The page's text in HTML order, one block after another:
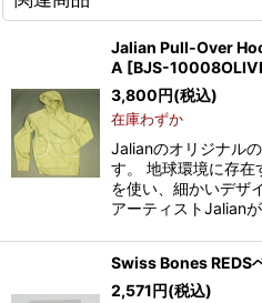
Jalian Pull-Over
A [BJS-
3,800円(税込)
在庫わずか
Jalianのオリジナル
す。 地球環境に存在
を使い、細かいデザ
アーティストJalian
Swiss Bones REDS
2,571円(税込)